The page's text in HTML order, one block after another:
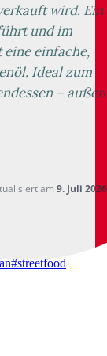
wird. Ein
und im
einfache,
Ideal zum
– außen
am 9. Juli 2026
#streetfood